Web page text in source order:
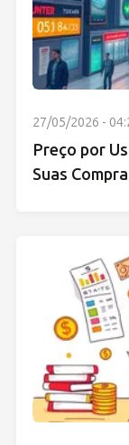
27/05/2026 -
Preço por
Suas